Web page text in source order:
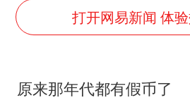
打开网易新闻 体
原来那年代都有假币了